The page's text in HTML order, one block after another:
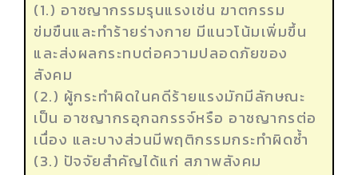
(1.) อาชญากรรมรุนแรงเช่น ฆาตกรรม
ข่มขืนและทำร้ายร่างกาย มีแนวโน้มเพิ่มขึ้น
และส่งผลกระทบต่อความปลอดภัยของ
สังคม
(2.) ผู้กระทำผิดในคดีร้ายแรงมักมีลักษณะ
เป็น อาชญากรอุกฉกรรจ์หรือ อาชญากรต่อ
เนื่อง และบางส่วนมีพฤติกรรมกระทำผิดซ้ำ
(3.) ปัจจัยสำคัญได้แก่ สภาพสังคม